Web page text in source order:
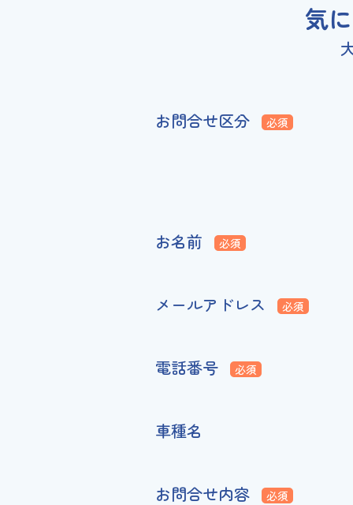
気
お問合せ区分 必須
お名前 必須
メールアドレス 必須
電話番号 必須
車種名
お問合せ内容 必須